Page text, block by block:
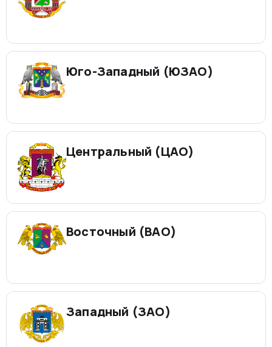
Юго-Западный (ЮЗАО)
Центральный (ЦАО)
Восточный (ВАО)
Западный (ЗАО)